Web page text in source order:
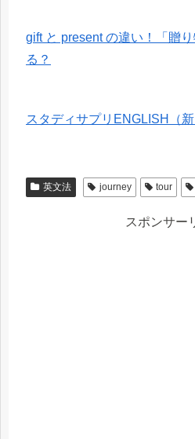
gift と present の違い！「贈
る？
スタディサプリENGLISH（新
英文法 journey tour
スポンサー